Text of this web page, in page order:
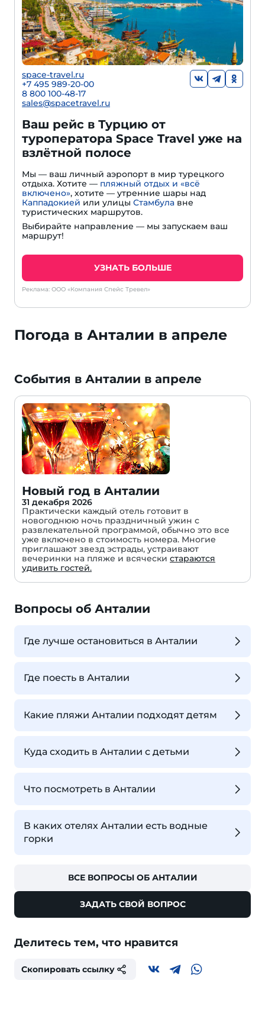
space-travel.ru
+7 495 989-20-00
8 800 100-48-17
sales@spacetravel.ru
Ваш рейс в Турцию от
туроператора Space Travel уже на
взлётной полосе
Мы — ваш личный аэропорт в мир турецкого
отдыха. Хотите — пляжный отдых и «всё
включено», хотите — утренние шары над
Каппадокией или улицы Стамбула вне
туристических маршрутов.
Выбирайте направление — мы запускаем ваш
маршрут!
УЗНАТЬ БОЛЬШЕ
Реклама: ООО «Компания Спейс Тревел»
Погода в Анталии в апреле
События в Анталии в апреле
Новый год в Анталии
31 декабря 2026
Практически каждый отель готовит в
новогоднюю ночь праздничный ужин с
развлекательной программой, обычно это все
уже включено в стоимость номера. Многие
приглашают звезд эстрады, устраивают
вечеринки на пляже и всячески стараются
удивить гостей.
Вопросы об Анталии
Где лучше остановиться в Анталии
Где поесть в Анталии
Какие пляжи Анталии подходят детям
Куда сходить в Анталии с детьми
Что посмотреть в Анталии
В каких отелях Анталии есть водные
горки
ВСЕ ВОПРОСЫ ОБ АНТАЛИИ
ЗАДАТЬ СВОЙ ВОПРОС
Делитесь тем, что нравится
Скопировать ссылку